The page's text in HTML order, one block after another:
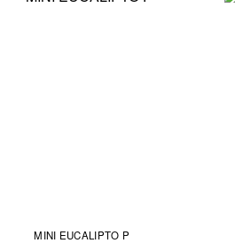
MINI EUCALIPTO P